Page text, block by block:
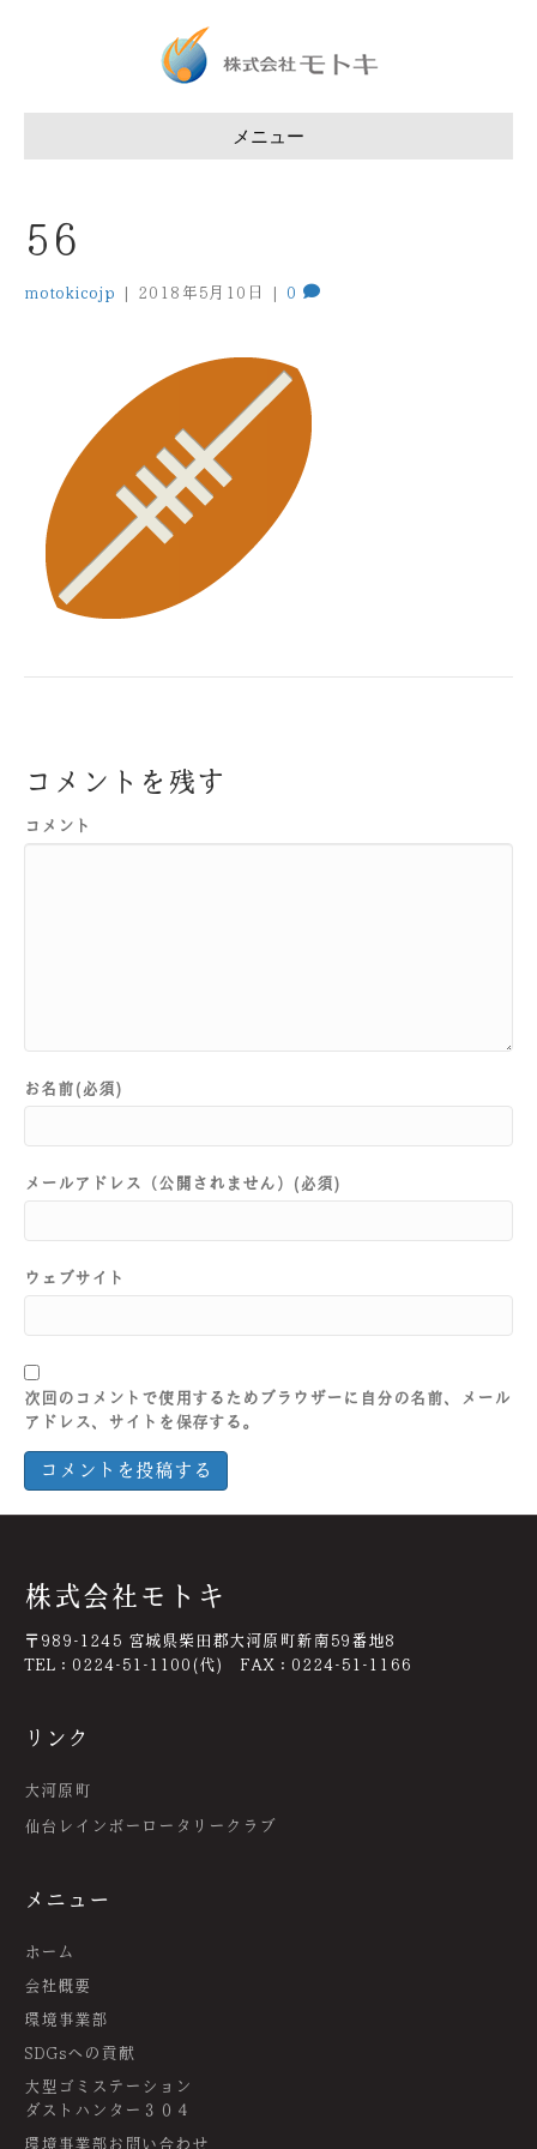
メニュー
56
motokicojp | 2018年5月10日 | 0
コメントを残す
コメント
お名前(必須)
メールアドレス（公開されません）(必須)
ウェブサイト
次回のコメントで使用するためブラウザーに自分の名前、メール
アドレス、サイトを保存する。
株式会社モトキ
〒989-1245 宮城県柴田郡大河原町新南59番地8
TEL：0224-51-1100(代) FAX：0224-51-1166
リンク
大河原町
仙台レインボーロータリークラブ
メニュー
ホーム
会社概要
環境事業部
SDGsへの貢献
大型ゴミステーション
ダストハンター３０４
環境事業部お問い合わせ